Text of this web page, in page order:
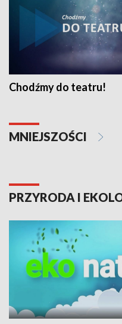
Chodźmy do teatru!
MNIEJSZOŚCI
PRZYRODA I